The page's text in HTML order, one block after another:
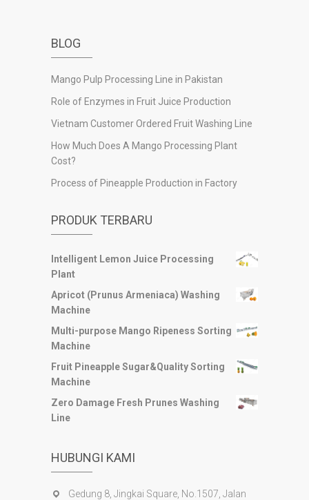
BLOG
Mango Pulp Processing Line in Pakistan
Role of Enzymes in Fruit Juice Production
Vietnam Customer Ordered Fruit Washing Line
How Much Does A Mango Processing Plant
Cost?
Process of Pineapple Production in Factory
PRODUK TERBARU
Intelligent Lemon Juice Processing
Plant
Apricot (Prunus Armeniaca) Washing
Machine
Multi-purpose Mango Ripeness Sorting
Machine
Fruit Pineapple Sugar&Quality Sorting
Machine
Zero Damage Fresh Prunes Washing
Line
HUBUNGI KAMI
Gedung 8, Jingkai Square, No.1507, Jalan